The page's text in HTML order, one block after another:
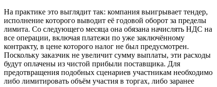
На практике это выглядит так: компания выигрывает тендер,
исполнение которого выводит её годовой оборот за пределы
лимита. Со следующего месяца она обязана начислять НДС на
все операции, включая платежи по уже заключённому
контракту, в цене которого налог не был предусмотрен.
Поскольку заказчик не увеличит сумму выплаты, эти расходы
будут оплачены из чистой прибыли поставщика. Для
предотвращения подобных сценариев участникам необходимо
либо лимитировать объём участия в торгах, либо заранее